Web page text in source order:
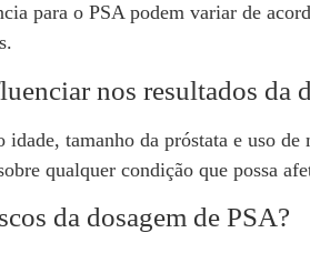
para o PSA podem variar de
nos resultados da
idade, tamanho da próstata e uso
qualquer condição que possa
da dosagem de PSA?